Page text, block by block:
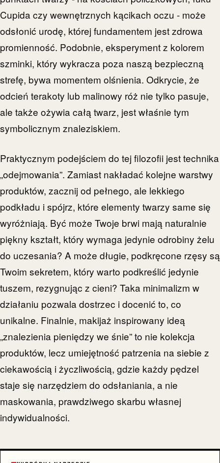
Cupida czy wewnętrznych kącikach oczu - może
odsłonić urodę, której fundamentem jest zdrowa
promienność. Podobnie, eksperyment z kolorem
szminki, który wykracza poza naszą bezpieczną
strefę, bywa momentem olśnienia. Odkrycie, że
odcień terakoty lub malinowy róż nie tylko pasuje,
ale także ożywia całą twarz, jest właśnie tym
symbolicznym znaleziskiem.
Praktycznym podejściem do tej filozofii jest technika
„odejmowania”. Zamiast nakładać kolejne warstwy
produktów, zacznij od pełnego, ale lekkiego
podkładu i spójrz, które elementy twarzy same się
wyróżniają. Być może Twoje brwi mają naturalnie
piękny kształt, który wymaga jedynie odrobiny żelu
do uczesania? A może długie, podkręcone rzęsy są
Twoim sekretem, który warto podkreślić jedynie
tuszem, rezygnując z cieni? Taka minimalizm w
działaniu pozwala dostrzec i docenić to, co
unikalne. Finalnie, makijaż inspirowany ideą
„znalezienia pieniędzy we śnie” to nie kolekcja
produktów, lecz umiejętność patrzenia na siebie z
ciekawością i życzliwością, gdzie każdy pędzel
staje się narzędziem do odsłaniania, a nie
maskowania, prawdziwego skarbu własnej
indywidualności.